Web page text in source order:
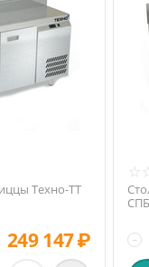
Техно-ТТ
249 147₽ −